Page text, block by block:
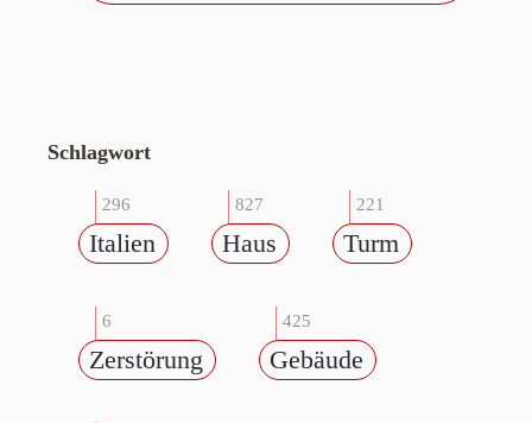
Schlagwort
296
Italien
827
Haus
221
Turm
6
Zerstörung
425
Gebäude